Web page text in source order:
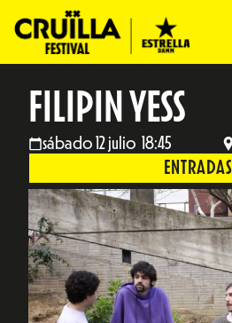
FILIPIN YESS
sábado 12 julio 18:45
ENTRADAS